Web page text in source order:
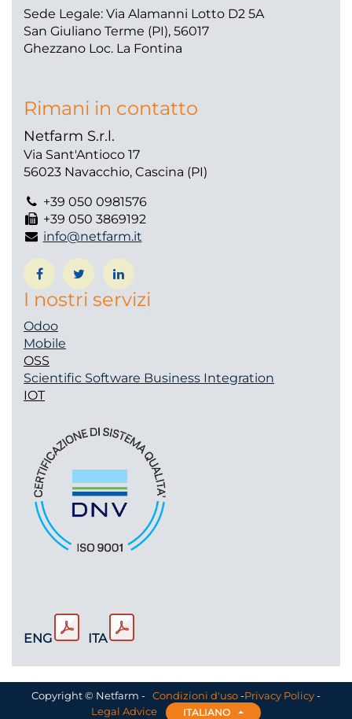
Sede Legale: Via Alamanni Lotto D2 5A
San Giuliano Terme (PI), 56017
Ghezzano Loc. La Fontina
Rimani in contatto
Netfarm S.r.l.
Via Sant'Antioco 17
56023 Navacchio, Cascina (PI)
+39 050 0981576
+39 050 3869192
info@netfarm.it
I nostri servizi
Odoo
Mobile
OSS
Scientific Software Business Integration
IOT
ENG ITA
Copyright © Netfarm - Condizioni d'uso-Privacy Policy-
Legal Advicee ITALIANO